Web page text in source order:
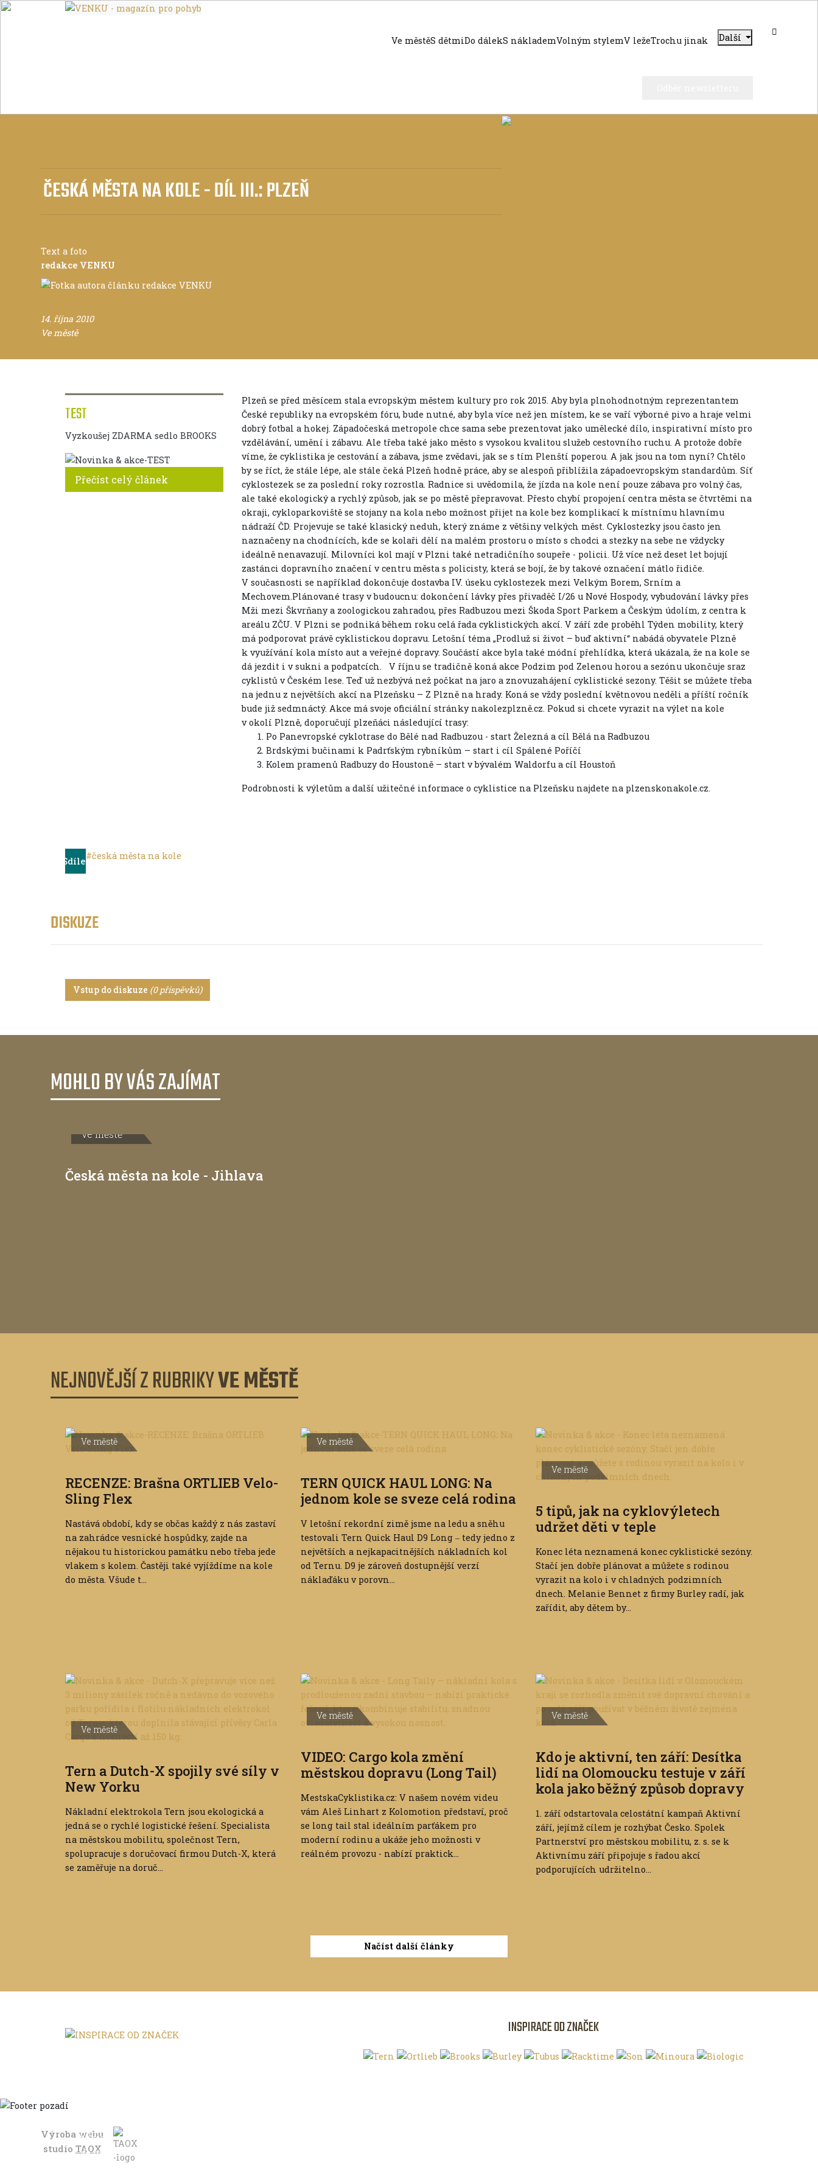
Ve městěS dětmiDo dálekS náklademVolným stylemV ležeTrochu jinak Další
ČESKÁ MĚSTA NA KOLE - DÍL III.: PLZEŇ
Text a foto
redakce VENKU
14. října 2010
Ve městě
TEST
Vyzkoušej ZDARMA sedlo BROOKS
Přečíst celý článek
Plzeň se před měsícem stala evropským městem kultury pro rok 2015. Aby byla plnohodnotným reprezentantem
České republiky na evropském fóru, bude nutné, aby byla více než jen místem, ke se vaří výborné pivo a hraje velmi
dobrý fotbal a hokej. Západočeská metropole chce sama sebe prezentovat jako umělecké dílo, inspirativní místo pro
vzdělávání, umění i zábavu. Ale třeba také jako město s vysokou kvalitou služeb cestovního ruchu. A protože dobře
víme, že cyklistika je cestování a zábava, jsme zvědavi, jak se s tím Plenští poperou. A jak jsou na tom nyní? Chtělo
by se říct, že stále lépe, ale stále čeká Plzeň hodně práce, aby se alespoň přiblížila západoevropským standardům. Síť
cyklostezek se za poslední roky rozrostla. Radnice si uvědomila, že jízda na kole není pouze zábava pro volný čas,
ale také ekologický a rychlý způsob, jak se po městě přepravovat. Přesto chybí propojení centra města se čtvrtěmi na
okraji, cykloparkoviště se stojany na kola nebo možnost přijet na kole bez komplikací k místnímu hlavnímu
nádraží ČD. Projevuje se také klasický neduh, který známe z většiny velkých měst. Cyklostezky jsou často jen
naznačeny na chodnících, kde se kolaři dělí na malém prostoru o místo s chodci a stezky na sebe ne vždycky
ideálně nenavazují. Milovníci kol mají v Plzni také netradičního soupeře - policii. Už více než deset let bojují
zastánci dopravního značení v centru města s policisty, která se bojí, že by takové označení mátlo řidiče.
V současnosti se například dokončuje dostavba IV. úseku cyklostezek mezi Velkým Borem, Srním a
Mechovem.Plánované trasy v budoucnu: dokončení lávky přes přivaděč I/26 u Nové Hospody, vybudování lávky přes
Mži mezi Škvrňany a zoologickou zahradou, přes Radbuzou mezi Škoda Sport Parkem a Českým údolím, z centra k
areálu ZČU. V Plzni se podniká během roku celá řada cyklistických akcí. V září zde proběhl Týden mobility, který
má podporovat právě cyklistickou dopravu. Letošní téma „Prodluž si život – buď aktivní“ nabádá obyvatele Plzně
k využívání kola místo aut a veřejné dopravy. Součástí akce byla také módní přehlídka, která ukázala, že na kole se
dá jezdit i v sukni a podpatcích. V říjnu se tradičně koná akce Podzim pod Zelenou horou a sezónu ukončuje sraz
cyklistů v Českém lese. Teď už nezbývá než počkat na jaro a znovuzahájení cyklistické sezony. Těšit se můžete třeba
na jednu z největších akcí na Plzeňsku – Z Plzně na hrady. Koná se vždy poslední květnovou neděli a příští ročník
bude již sedmnáctý. Akce má svoje oficiální stránky nakolezplzně.cz. Pokud si chcete vyrazit na výlet na kole
v okolí Plzně, doporučují plzeňáci následující trasy:
Po Panevropské cyklotrase do Bělé nad Radbuzou - start Železná a cíl Bělá na Radbuzou
Brdskými bučinami k Padrťským rybníkům – start i cíl Spálené Poříčí
Kolem pramenů Radbuzy do Houstoně – start v bývalém Waldorfu a cíl Houstoň
Podrobnosti k výletům a další užitečné informace o cyklistice na Plzeňsku najdete na plzenskonakole.cz.
Sdílet#česká města na kole
DISKUZE
Vstup do diskuze (0 příspěvků)
MOHLO BY VÁS ZAJÍMAT
Ve městě
Česká města na kole - Jihlava
NEJNOVĚJŠÍ Z RUBRIKYVE MĚSTĚ
Ve městě
RECENZE: Brašna ORTLIEB Velo-
Sling Flex
Nastává období, kdy se občas každý z nás zastaví
na zahrádce vesnické hospůdky, zajde na
nějakou tu historickou památku nebo třeba jede
vlakem s kolem. Častěji také vyjíždíme na kole
do města. Všude t...
Ve městě
TERN QUICK HAUL LONG: Na
jednom kole se sveze celá rodina
V letošní rekordní zimě jsme na ledu a sněhu
testovali Tern Quick Haul D9 Long ‒ tedy jedno z
největších a nejkapacitnějších nákladních kol
od Ternu. D9 je zároveň dostupnější verzí
náklaďáku v porovn...
Ve městě
5 tipů, jak na cyklovýletech
udržet děti v teple
Konec léta neznamená konec cyklistické sezóny.
Stačí jen dobře plánovat a můžete s rodinou
vyrazit na kolo i v chladných podzimních
dnech. Melanie Bennet z firmy Burley radí, jak
zařídit, aby dětem by...
Ve městě
Tern a Dutch-X spojily své síly v
New Yorku
Nákladní elektrokola Tern jsou ekologická a
jedná se o rychlé logistické řešení. Specialista
na městskou mobilitu, společnost Tern,
spolupracuje s doručovací firmou Dutch-X, která
se zaměřuje na doruč...
Ve městě
VIDEO: Cargo kola změní
městskou dopravu (Long Tail)
MestskaCyklistika.cz: V našem novém videu
vám Aleš Linhart z Kolomotion představí, proč
se long tail stal ideálním parťákem pro
moderní rodinu a ukáže jeho možnosti v
reálném provozu - nabízí praktick...
Ve městě
Kdo je aktivní, ten září: Desítka
lidí na Olomoucku testuje v září
kola jako běžný způsob dopravy
1. září odstartovala celostátní kampaň Aktivní
září, jejímž cílem je rozhýbat Česko. Spolek
Partnerství pro městskou mobilitu, z. s. se k
Aktivnímu září připojuje s řadou akcí
podporujících udržitelno...
Načíst další články
INSPIRACE OD ZNAČEK
Výroba webu
studio TAOX
Domů
Ve městě